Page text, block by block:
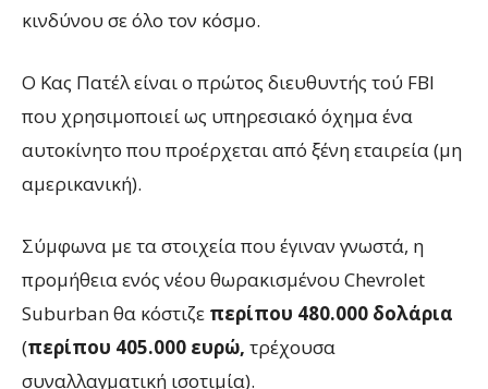
κινδύνου σε όλο τον κόσμο.
Ο Κας Πατέλ είναι ο πρώτος διευθυντής τού FBI
που χρησιμοποιεί ως υπηρεσιακό όχημα ένα
αυτοκίνητο που προέρχεται από ξένη εταιρεία (μη
αμερικανική).
Σύμφωνα με τα στοιχεία που έγιναν γνωστά, η
προμήθεια ενός νέου θωρακισμένου Chevrolet
Suburban θα κόστιζε περίπου 480.000 δολάρια
(περίπου 405.000 ευρώ, τρέχουσα
συναλλαγματική ισοτιμία).